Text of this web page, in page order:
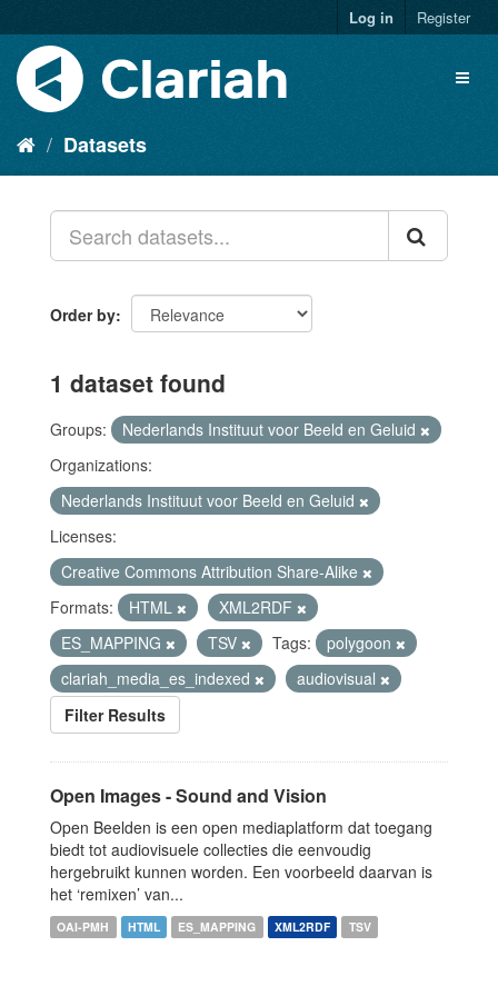
Log in Register
Datasets
Order by
1 dataset found
Groups:
Nederlands Instituut voor Beeld en Geluid
Organizations:
Nederlands Instituut voor Beeld en Geluid
Licenses:
Creative Commons Attribution Share-Alike
Formats:
HTML
XML2RDF
ES_MAPPING
TSV Tags:
polygoon
clariah_media_es_indexed
audiovisual
Filter Results
Open Images - Sound and Vision
Open Beelden is een open mediaplatform dat toegang
biedt tot audiovisuele collecties die eenvoudig
hergebruikt kunnen worden. Een voorbeeld daarvan is
het ‘remixen’ van...
OAI-PMH HTML ES_MAPPING XML2RDF TSV